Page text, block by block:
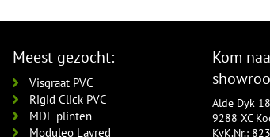
Meest gezocht:
Visgraat PVC
Rigid Click PVC
MDF plinten
Moduleo Layred
Kom
Alde Dyk
9288 XC
KvK.Nr.: